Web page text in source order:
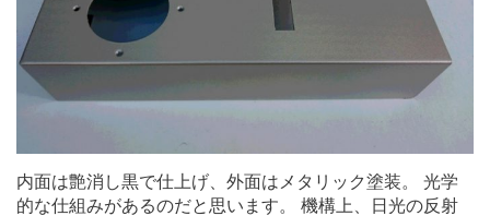
内面は艶消し黒で仕上げ、外面はメタリック塗装。 光学
的な仕組みがあるのだと思います。 機構上、日光の反射